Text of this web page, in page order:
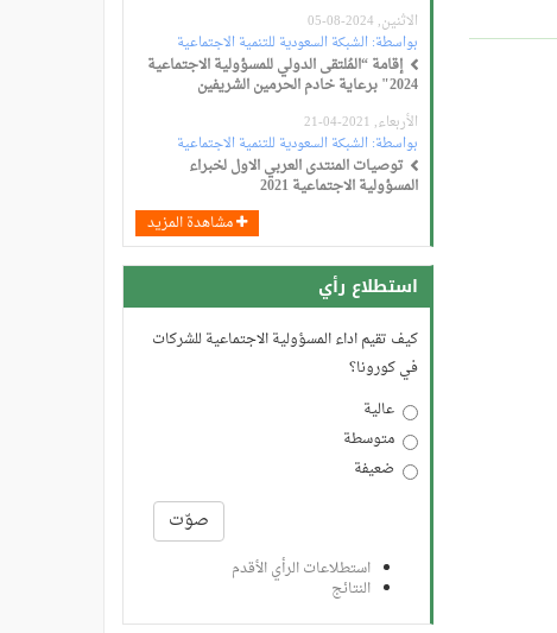
الاثنين, 2024-08-05
بواسطة:الشبكة السعودية للتنمية الاجتماعية
إقامة “المُلتقى الدولي للمسؤولية الاجتماعية
2024" برعاية خادم الحرمين الشريفين
الأربعاء, 2021-04-21
بواسطة:الشبكة السعودية للتنمية الاجتماعية
توصيات المنتدى العربي الاول لخبراء
المسؤولية الاجتماعية 2021
مشاهدة المزيد
استطلاع رأي
كيف تقيم اداء المسؤولية الاجتماعية للشركات
في كورونا؟
عالية
متوسطة
ضعيفة
صوّت
استطلاعات الرأي الأقدم
النتائج